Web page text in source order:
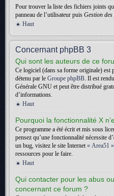
Pour trouver la liste des fichiers joints
panneau de l’utilisateur puis Gestion
Haut
Concernant phpBB 3
Qui sont les auteurs de ce
Ce logiciel (dans sa forme originale)
détenu par le Groupe phpBB. Il est
Générale GNU et peut être distribué
d’informations.
Haut
Pourquoi la fonctionnalité X
Ce programme a été écrit et mis sous
pensez qu’une fonctionnalité nécessite
un bug, visitez le site Internet« Area51 »
ressources pour le faire.
Haut
Qui contacter pour les abus
concernant ce forum ?